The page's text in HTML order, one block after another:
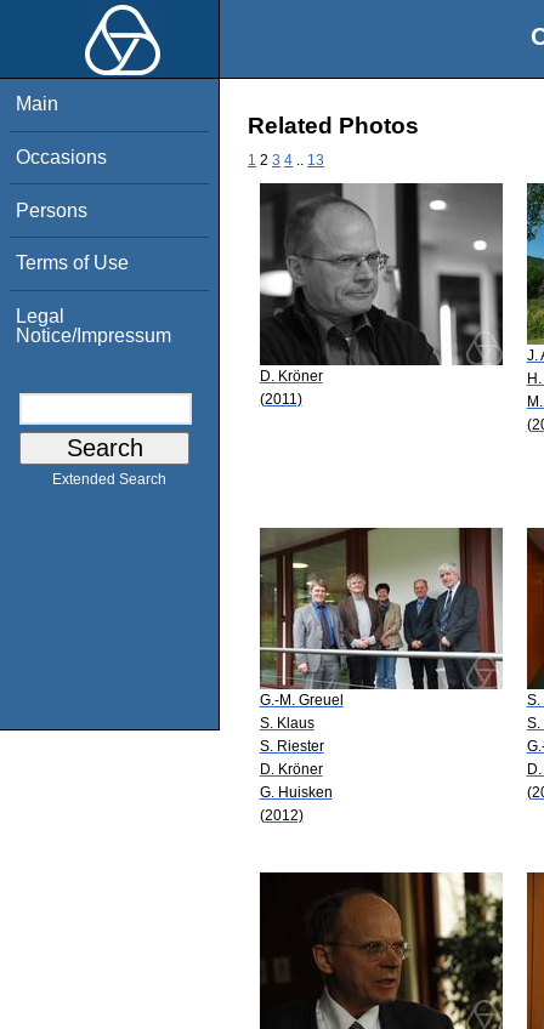
Main
Occasions
Persons
Terms of Use
Legal
Notice/Impressum
Extended Search
Related Photos
1 2 3 4 13
D. Kröner
(2011)
J.
G.-M. Greuel
S. Klaus
S. Riester
D. Kröner
G. Huisken
(2012)
S.
S.